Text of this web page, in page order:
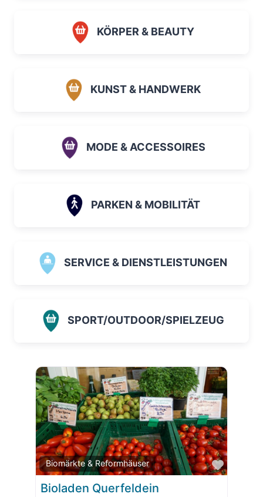
KÖRPER & BEAUTY
KUNST & HANDWERK
MODE & ACCESSOIRES
PARKEN & MOBILITÄT
SERVICE & DIENSTLEISTUNGEN
SPORT/OUTDOOR/SPIELZEUG
Biomärkte & Reformhäuser
Favorit
Bioladen Querfeldein